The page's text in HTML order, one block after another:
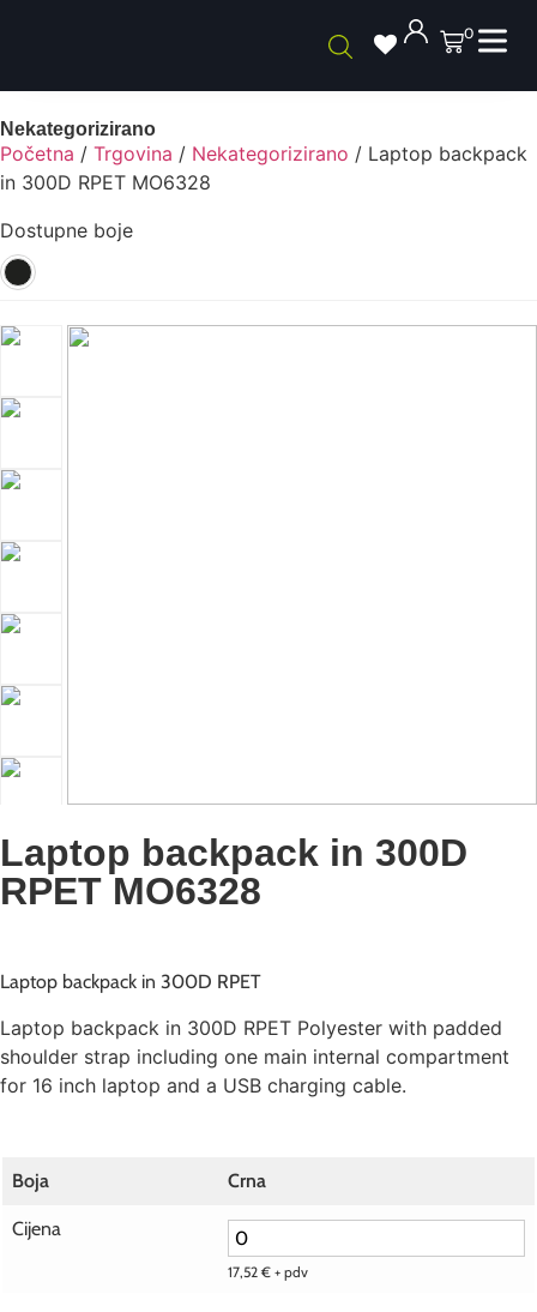
0
Nekategorizirano
Početna / Trgovina / Nekategorizirano / Laptop backpack
in 300D RPET MO6328
Dostupne boje
Laptop backpack in 300D
RPET MO6328
Laptop backpack in 300D RPET
Laptop backpack in 300D RPET Polyester with padded
shoulder strap including one main internal compartment
for 16 inch laptop and a USB charging cable.
Boja Crna
Cijena
17,52 € + pdv